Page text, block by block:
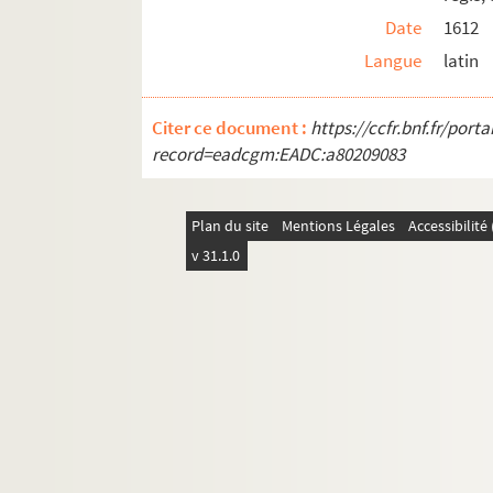
276. « Coronatio Annae Austriae,
284. « Serment de fidélité presté au
290. « Ferdinandus III eligitur et
292. « Le sacre et couronnement du
296. « Le sacre et couronnement de
298. « Ordre et cérémonies observées
Date
1612
Langue
latin
Citer ce document : https://ccfr.bnf.fr/
record=eadcgm:EADC:a80209083
Plan du site Mentions Légales
v 31.1.0